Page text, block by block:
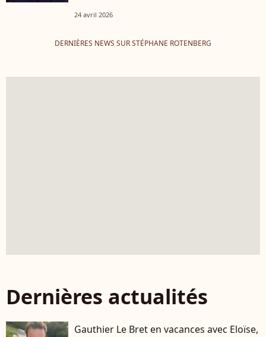
24 avril 2026
DERNIÈRES NEWS SUR STÉPHANE ROTENBERG
Dernières actualités
Gauthier Le Bret en vacances avec Eloïse,